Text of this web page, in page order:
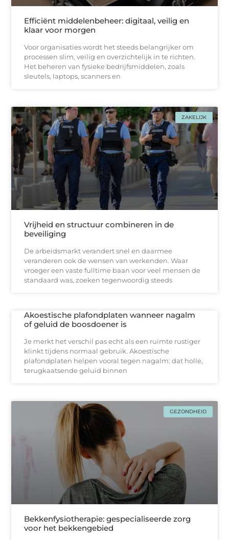
Efficiënt middelenbeheer: digitaal, veilig en
klaar voor morgen
Voor organisaties wordt het steeds belangrijker om
processen slim, veilig en overzichtelijk in te richten.
Het beheren van fysieke bedrijfsmiddelen, zoals
sleutels, laptops, scanners en
ZAKELIJK
Vrijheid en structuur combineren in de
beveiliging
De arbeidsmarkt verandert snel en daarmee
veranderen ook de wensen van werkenden. Waar
vroeger een vaste fulltime baan voor veel mensen de
standaard was, zoeken tegenwoordig steeds
Akoestische plafondplaten wanneer nagalm
of geluid de boosdoener is
Je merkt het verschil pas echt als een ruimte rustiger
klinkt tijdens normaal gebruik. Akoestische
plafondplaten helpen vooral tegen nagalm: dat holle,
terugkaatsende geluid binnen
GEZONDHEID
Bekkenfysiotherapie: gespecialiseerde zorg
voor het bekkengebied